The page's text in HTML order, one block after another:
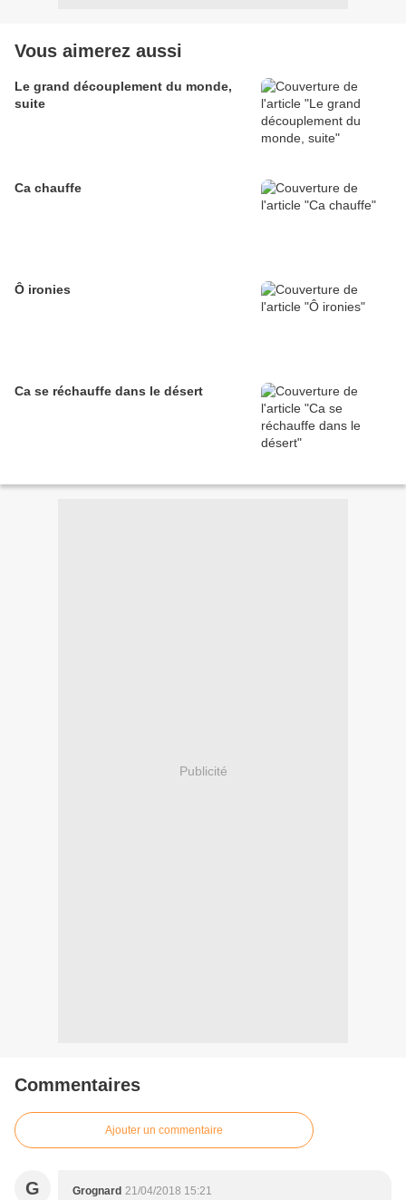
Vous aimerez aussi
Le grand découplement du monde,
suite
Ca chauffe
Ô ironies
Ca se réchauffe dans le désert
Publicité
Commentaires
Ajouter un commentaire
G Grognard 21/04/2018 15:21